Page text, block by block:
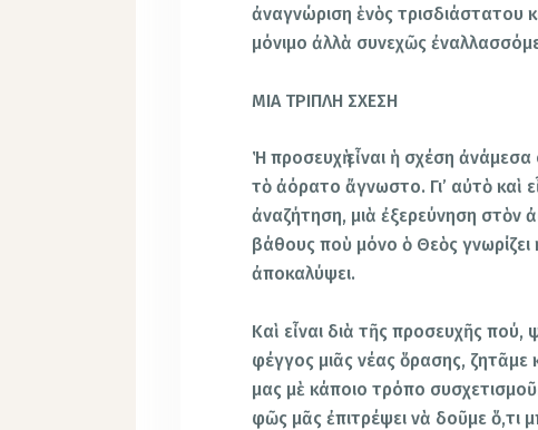
ἀναγνώριση ἑνὸς τρισδιάστατου
μόνιμο ἀλλὰ συνεχῶς
ΜΙΑ ΤΡΙΠΛΗ ΣΧΕΣΗ
Ἡ προσευχὴ εἶναι ἡ σχέση
τὸ ἀόρατο ἄγνωστο. Γι’ αὐτὸ καὶ
ἀναζήτηση, μιὰ ἐξερεύνηση
βάθους ποὺ μόνο ὁ Θεὸς
ἀποκαλύψει.
Καὶ εἶναι διὰ τῆς προσευχῆς
φέγγος μιᾶς νέας ὅρασης, ζητᾶμε
μας μὲ κάποιο τρόπο
φῶς μᾶς ἐπιτρέψει νὰ δοῦμε